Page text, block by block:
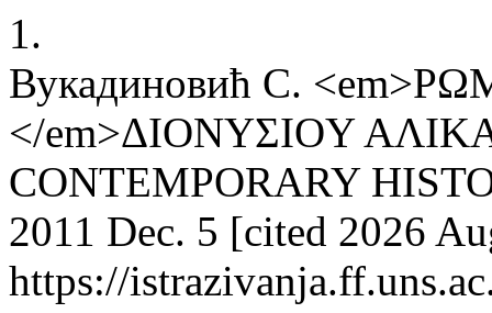
1.
Вукадиновић С.
</em>ΔΙΟΝYΣΙΟY
CONTEMPORARY
2011 Dec. 5 [cited 2026
https://